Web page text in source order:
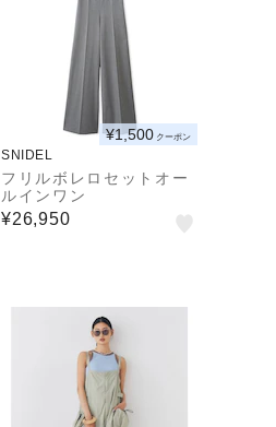
¥1,500 クーポン
SNIDEL
フリルボレロセットオー
ルインワン
¥26,950